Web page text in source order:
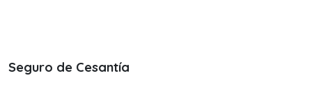
Seguro de Cesantía